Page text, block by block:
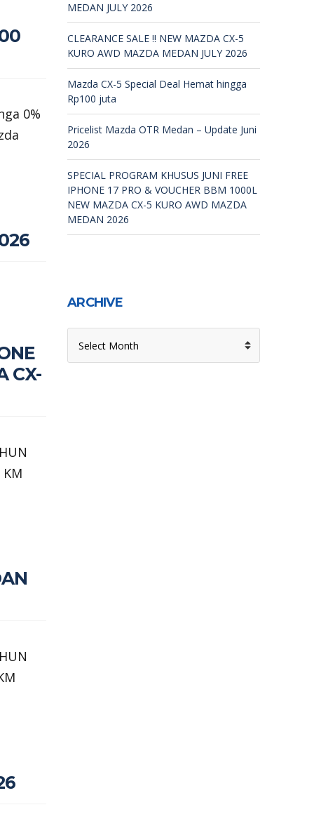
0%
CX-
KM
MEDAN JULY 2026
CLEARANCE SALE !! NEW MAZDA CX-5
KURO AWD MAZDA MEDAN JULY 2026
Mazda CX-5 Special Deal Hemat hingga
Rp100 juta
Pricelist Mazda OTR Medan – Update Juni
2026
SPECIAL PROGRAM KHUSUS JUNI FREE
IPHONE 17 PRO & VOUCHER BBM 1000L
NEW MAZDA CX-5 KURO AWD MAZDA
MEDAN 2026
ARCHIVE